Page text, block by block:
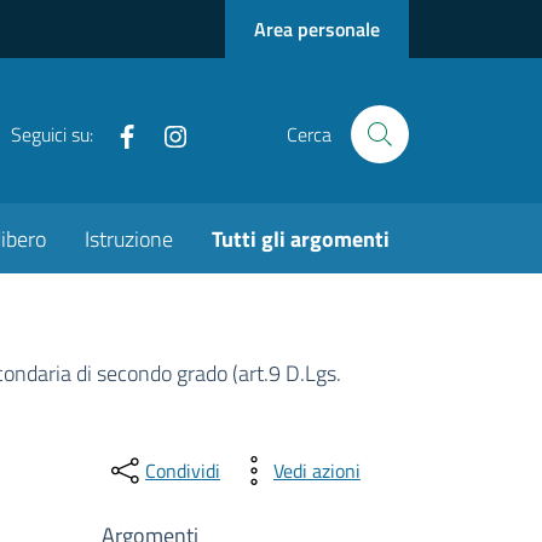
Area personale
Seguici su: FacebookInstagramCerca
Istruzione Tutti gli argomenti
di secondo grado (art.9 D.Lgs.
Condividi Vedi azioni
Argomenti